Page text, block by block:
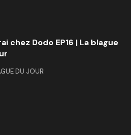
chez Dodo EP16 | La blague
DU JOUR